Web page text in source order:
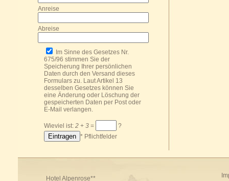
Anreise
Abreise
Im Sinne des Gesetzes Nr.
675/96 stimmen Sie der
Speicherung Ihrer persönlichen
Daten durch den Versand dieses
Formulars zu. Laut Artikel 13
desselben Gesetzes können Sie
eine Änderung oder Löschung der
gespeicherten Daten per Post oder
E-Mail verlangen.
Wieviel ist: 2+ 3=
?
* Pflichtfelder
Hotel Alpenrose**